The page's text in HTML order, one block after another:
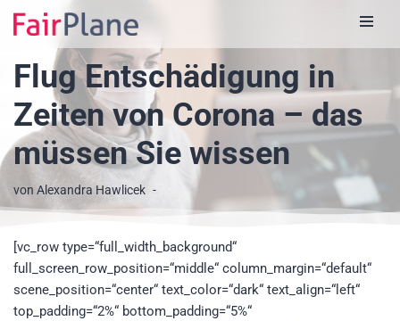
Inhalt
Flug Entschädigung in
Zeiten von Corona – das
müssen Sie wissen
von Alexandra Hawlicek
[vc_row type=“full_width_background“
full_screen_row_position=“middle“ column_margin=“default“
scene_position=“center“ text_color=“dark“ text_align=“left“
top_padding=“2%“ bottom_padding=“5%“